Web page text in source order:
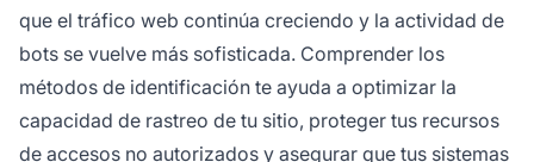
que el tráfico web continúa creciendo y la actividad de
bots se vuelve más sofisticada. Comprender los
métodos de identificación te ayuda a optimizar la
capacidad de rastreo de tu sitio, proteger tus recursos
de accesos no autorizados y asegurar que tus sistemas